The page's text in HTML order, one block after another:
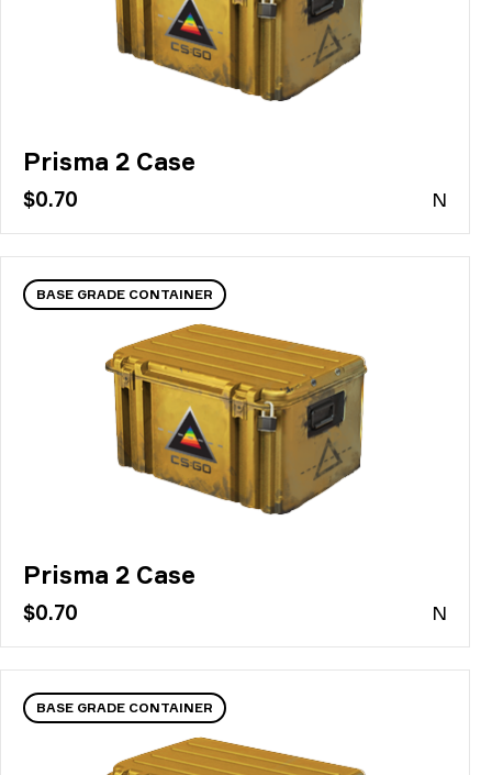
Prisma 2 Case
$0.70 N
BASE GRADE CONTAINER
Prisma 2 Case
$0.70 N
BASE GRADE CONTAINER